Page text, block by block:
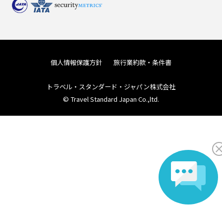
個人情報保護方針 旅行業約款・条件書
トラベル・スタンダード・ジャパン株式会社
© Travel Standard Japan Co.,ltd.